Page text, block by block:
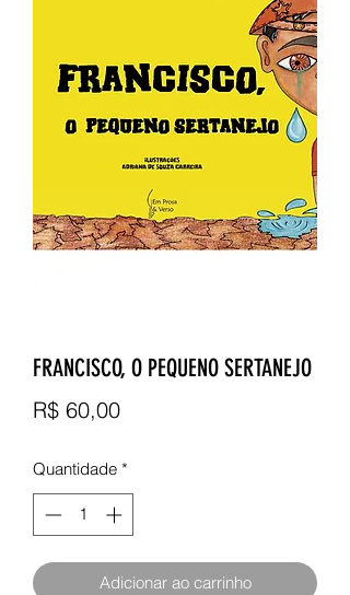
FRANCISCO, O PEQUENO SERTANEJO
R$ 60,00Preço
Quantidade *
Adicionar ao carrinho